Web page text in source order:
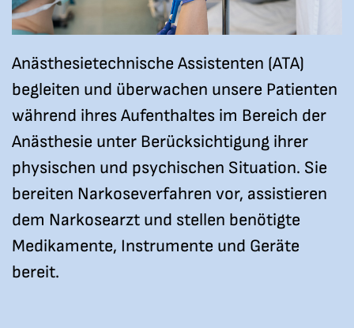
Anästhesietechnische Assistenten (ATA)
begleiten und überwachen unsere Patienten
während ihres Aufenthaltes im Bereich der
Anästhesie unter Berücksichtigung ihrer
physischen und psychischen Situation. Sie
bereiten Narkoseverfahren vor, assistieren
dem Narkosearzt und stellen benötigte
Medikamente, Instrumente und Geräte
bereit.